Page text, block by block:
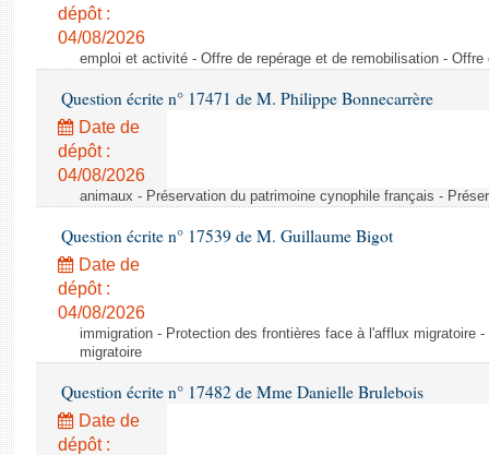
dépôt :
04/08/2026
emploi et activité - Offre de repérage et de remobilisation -
Question écrite n° 17471 de M. Philippe Bonnecarrère
Date de
dépôt :
04/08/2026
animaux - Préservation du patrimoine cynophile français -
Question écrite n° 17539 de M. Guillaume Bigot
Date de
dépôt :
04/08/2026
immigration - Protection des frontières face à l'afflux migratoire
migratoire
Question écrite n° 17482 de Mme Danielle Brulebois
Date de
dépôt :